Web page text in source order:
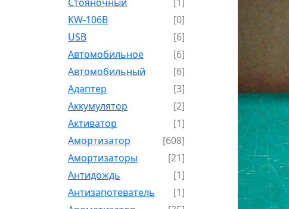
KW-106B
[0]
USB
[6]
Автомобильное
[6]
Автомобильный
[6]
Адаптер
[3]
Аккумулятор
[2]
Активатор
[1]
Амортизатор
[608]
Амортизаторы
[21]
Антидождь
[1]
Антизапотеватель
[1]